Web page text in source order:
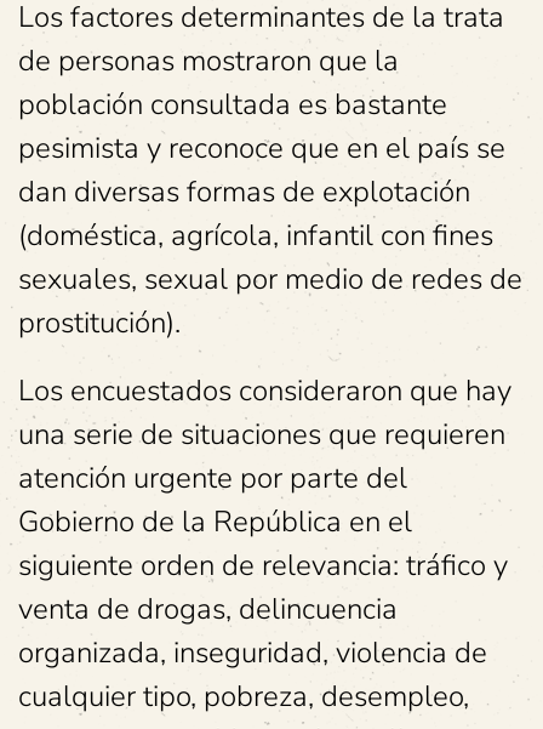
Los factores determinantes de la trata
de personas mostraron que la
población consultada es bastante
pesimista y reconoce que en el país se
dan diversas formas de explotación
(doméstica, agrícola, infantil con fines
sexuales, sexual por medio de redes de
prostitución).
Los encuestados consideraron que hay
una serie de situaciones que requieren
atención urgente por parte del
Gobierno de la República en el
siguiente orden de relevancia: tráfico y
venta de drogas, delincuencia
organizada, inseguridad, violencia de
cualquier tipo, pobreza, desempleo,